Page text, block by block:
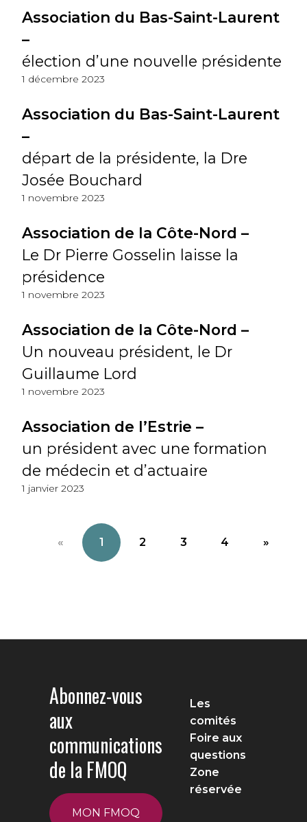
Association du Bas-Saint-Laurent
–
élection d’une nouvelle présidente
1 décembre 2023
Association du Bas-Saint-Laurent
–
départ de la présidente, la Dre
Josée Bouchard
1 novembre 2023
Association de la Côte-Nord –
Le Dr Pierre Gosselin laisse la
présidence
1 novembre 2023
Association de la Côte-Nord –
Un nouveau président, le Dr
Guillaume Lord
1 novembre 2023
Association de l’Estrie –
un président avec une formation
de médecin et d’actuaire
1 janvier 2023
« 1 2 3 4 »
Abonnez-vous
aux
communications
de la FMOQ
MON FMOQ
Les
comités
Foire aux
questions
Zone
réservée